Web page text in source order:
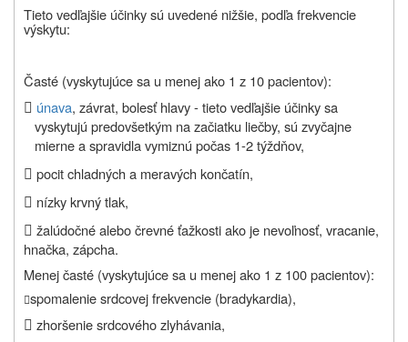
Tieto vedľajšie účinky sú uvedené nižšie, podľa frekvencie
výskytu:
Časté (vyskytujúce sa u menej ako 1 z 10 pacientov):
 únava, závrat, bolesť hlavy - tieto vedľajšie účinky sa
vyskytujú predovšetkým na začiatku liečby, sú zvyčajne
mierne a spravidla vymiznú počas 1-2 týždňov,
 pocit chladných a meravých končatín,
 nízky krvný tlak,
 žalúdočné alebo črevné ťažkosti ako je nevoľnosť, vracanie,
hnačka, zápcha.
Menej časté (vyskytujúce sa u menej ako 1 z 100 pacientov):
spomalenie srdcovej frekvencie (bradykardia),
 zhoršenie srdcového zlyhávania,